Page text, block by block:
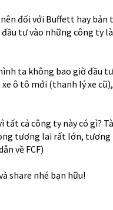
đối với Buffett hay bản
tư vào những công ty
ta không bao giờ đầu
ô tô mới (thanh lý xe
cả công ty này có gì?
tương lai rất lớn, tương
về FCF)
share nhé bạn hữu!